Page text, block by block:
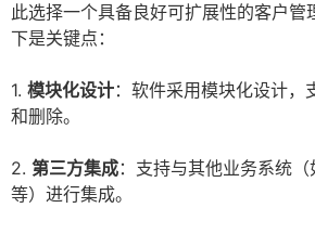
此选择一个具备良好可扩展性的客户管
下是关键点：
1. 模块化设计：软件采用模块化设计，
和删除。
2. 第三方集成：支持与其他业务系统
等）进行集成。